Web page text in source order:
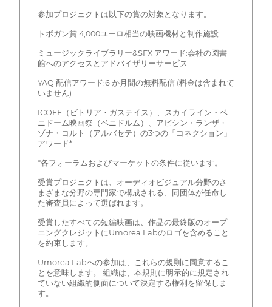
参加プロジェクトは以下の賞の対象となります。
トボガン賞:4,000ユーロ相当の映画機材と制作施設
ミュージックライブラリー&SFX アワード:会社の図書
館へのアクセスとアドバイザリーサービス
YAQ 配信アワード:6 か月間の無料配信 (料金は含まれて
いません)
ICOFF（ビトリア・ガステイス）、スカイライン・ベ
ニドーム映画祭（ベニドルム）、アビシン・ランザ・
ゾナ・コルト（アルバセテ）の3つの「コネクション」
アワード*
*各フォーラムおよびマーケットの条件に従います。
受賞プロジェクトは、オーディオビジュアル分野のさ
まざまな分野の専門家で構成される、同団体が任命し
た審査員によって選ばれます。
受賞したすべての短編映画は、作品の最終版のオープ
ニングクレジットにUmorea Labのロゴを含めること
を約束します。
Umorea Labへの参加は、これらの規則に同意するこ
とを意味します。 組織は、本規則に明示的に規定され
ていない組織的側面について決定する権利を留保しま
す。